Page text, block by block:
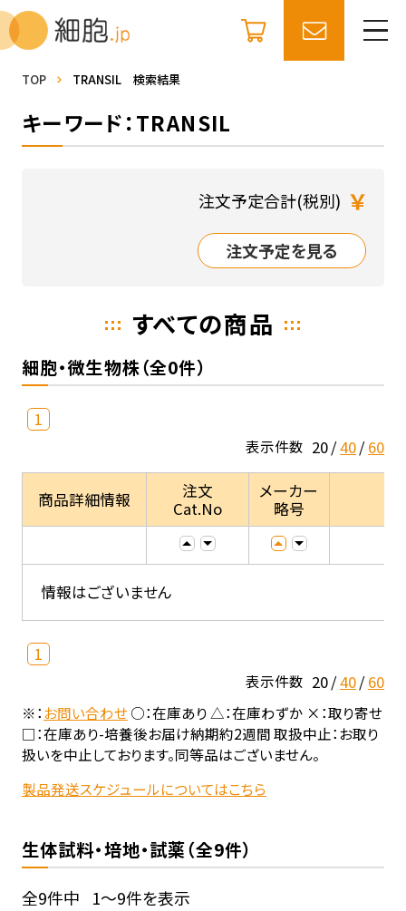
TOP TRANSIL 検索結果
キーワード：TRANSIL
注文予定合計(税別) ￥
注文予定を見る
すべての商品
細胞・微生物株（全0件）
1
表示件数 20 40 60
商品詳細情報
注文
Cat.No
メーカー
略号
情報はございません
1
表示件数 20 40 60
※：お問い合わせ○：在庫あり △：在庫わずか ×：取り寄せ
□：在庫あり-培養後お届け納期約2週間 取扱中止：お取り
扱いを中止しております。同等品はございません。
製品発送スケジュールについてはこちら
生体試料・培地・試薬（全9件）
全9件中 1～9件を表示